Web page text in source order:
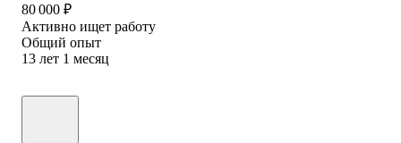
80 000 ₽
Активно ищет работу
Общий опыт
13 лет 1 месяц